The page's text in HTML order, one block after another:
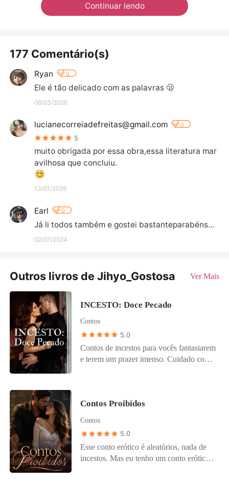
Continuar lendo
177 Comentário(s)
Ryan 0
Ele é tão delicado com as palavras 🫢
06/03/2026
lucianecorreiadefreitas@gmail.com 0
5
muito obrigada por essa obra,essa literatura mar
avilhosa que concluiu.
13/01/2026
Earl 0
Já li todos também e gostei bastanteparabéns...
02/07/2024
Outros livros de Jihyo_Gostosa Ver Mais
INCESTO: Doce Pecado
Contos
5.0
Contos de incestos para vocês fantasiarem
e terem um prazer imenso. Cuidado com
Quem não curte contos de incestos, eu
Contos Proibidos
Contos
5.0
Esse conto erótico é aleatórios, nada de
incestos. Mas eu tenho um conto erótico